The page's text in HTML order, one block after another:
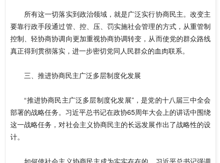
所有这一切落实到政治领域，就是广泛实行协商民主。改变主
要靠行政手段通过管、控、压、罚实施社会管理的方式，从重管制
控制、轻协商协调向更加重视协商协调转变，从而使党的群众路线
真正得到贯彻落实，进一步密切党同人民群众的血肉联系。
三、推进协商民主广泛多层制度化发展
“推进协商民主广泛多层制度化发展”，是党的十八届三中全会
部署的战略任务。习近平总书记在政协65周年大会上的讲话中围绕
这一战略任务，对社会主义协商民主的长远发展作出了战略性的设
计。
如何使社会主义协商民主成为实实在在的，习近平总书记强调